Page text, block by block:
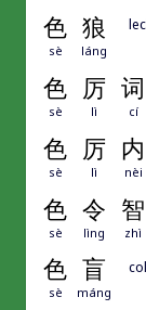
色 狼
sè láng
色 厉 词
sè lì cí
色 厉 内
sè lì nèi
色 令 智
sè lìng zhì
色 盲
sè máng